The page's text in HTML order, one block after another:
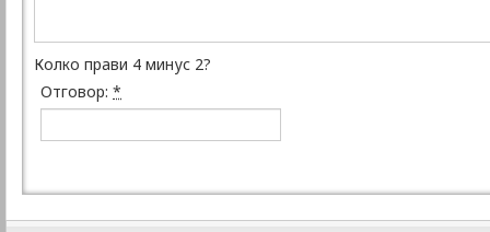
Колко прави 4 минус 2?
Отговор: *